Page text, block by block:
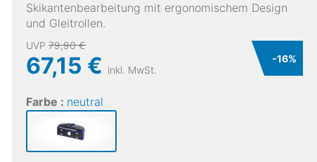
Skikantenbearbeitung mit ergonomischem Design
und Gleitrollen.
UVP 79,90 €
67,15 € inkl. MwSt.
-16%
Farbe : neutral